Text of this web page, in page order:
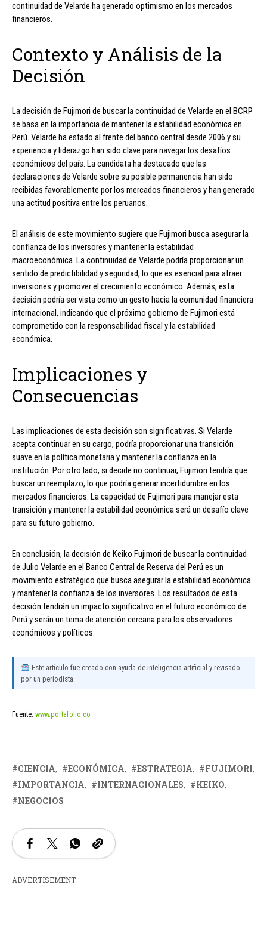
continuidad de Velarde ha generado optimismo en los mercados
financieros.
Contexto y Análisis de la
Decisión
La decisión de Fujimori de buscar la continuidad de Velarde en el BCRP
se basa en la importancia de mantener la estabilidad económica en
Perú. Velarde ha estado al frente del banco central desde 2006 y su
experiencia y liderazgo han sido clave para navegar los desafíos
económicos del país. La candidata ha destacado que las
declaraciones de Velarde sobre su posible permanencia han sido
recibidas favorablemente por los mercados financieros y han generado
una actitud positiva entre los peruanos.
El análisis de este movimiento sugiere que Fujimori busca asegurar la
confianza de los inversores y mantener la estabilidad
macroeconómica. La continuidad de Velarde podría proporcionar un
sentido de predictibilidad y seguridad, lo que es esencial para atraer
inversiones y promover el crecimiento económico. Además, esta
decisión podría ser vista como un gesto hacia la comunidad financiera
internacional, indicando que el próximo gobierno de Fujimori está
comprometido con la responsabilidad fiscal y la estabilidad
económica.
Implicaciones y
Consecuencias
Las implicaciones de esta decisión son significativas. Si Velarde
acepta continuar en su cargo, podría proporcionar una transición
suave en la política monetaria y mantener la confianza en la
institución. Por otro lado, si decide no continuar, Fujimori tendría que
buscar un reemplazo, lo que podría generar incertidumbre en los
mercados financieros. La capacidad de Fujimori para manejar esta
transición y mantener la estabilidad económica será un desafío clave
para su futuro gobierno.
En conclusión, la decisión de Keiko Fujimori de buscar la continuidad
de Julio Velarde en el Banco Central de Reserva del Perú es un
movimiento estratégico que busca asegurar la estabilidad económica
y mantener la confianza de los inversores. Los resultados de esta
decisión tendrán un impacto significativo en el futuro económico de
Perú y serán un tema de atención cercana para los observadores
económicos y políticos.
Este artículo fue creado con ayuda de inteligencia artificial y revisado
por un periodista.
Fuente: www.portafolio.co
CIENCIA ECONÓMICA ESTRATEGIA
FUJIMORI
IMPORTANCIA
INTERNACIONALES
KEIKO
NEGOCIOS
ADVERTISEMENT